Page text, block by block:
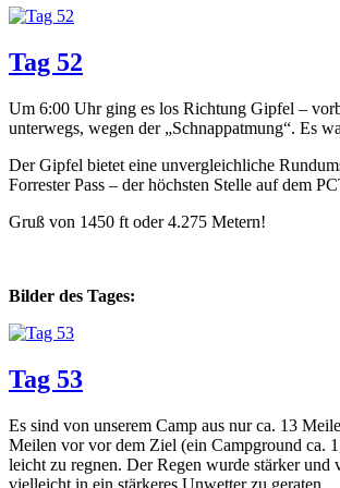
Tag 52
Um 6:00 Uhr ging es los Richtung Gipfel –
unterwegs, wegen der „Schnappatmung“. Es
Der Gipfel bietet eine unvergleichliche
Forrester Pass – der höchsten Stelle auf dem
Gruß von 1450 ft oder 4.275 Metern!
Bilder des Tages:
Tag 53
Es sind von unserem Camp aus nur ca. 13
Meilen vor vor dem Ziel (ein Campground ca.
leicht zu regnen. Der Regen wurde stärker
vielleicht in ein stärkeres Unwetter zu geraten.